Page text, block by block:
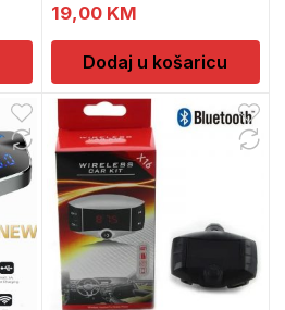
19,00 KM
Dodaj u košaricu